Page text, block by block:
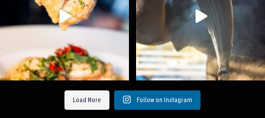
Load More Follow on Instagram